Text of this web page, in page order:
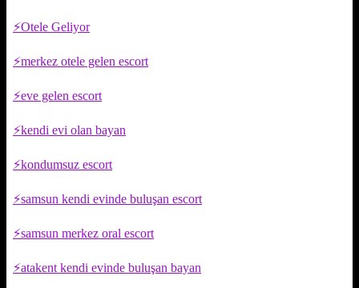
Otele Geliyor
merkez otele gelen escort
eve gelen escort
kendi evi olan bayan
kondumsuz escort
samsun kendi evinde buluşan escort
samsun merkez oral escort
atakent kendi evinde buluşan bayan